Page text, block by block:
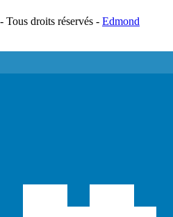
droits réservés - Edmond